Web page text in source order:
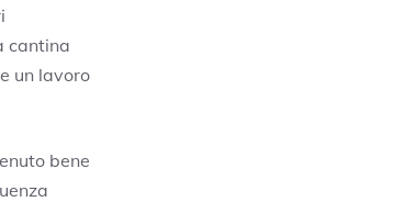
cantina
un lavoro
bene